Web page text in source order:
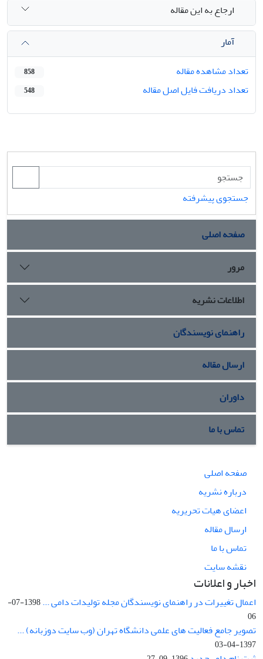
ارجاع به این مقاله
آمار
تعداد مشاهده مقاله
858
تعداد دریافت فایل اصل مقاله 548
جستجوی پیشرفته
صفحه اصلی
مرور
اطلاعات نشریه
راهنمای نویسندگان
ارسال مقاله
داوران
تماس با ما
صفحه اصلی
درباره نشریه
اعضای هیات تحریریه
ارسال مقاله
تماس با ما
نقشه سایت
اخبار و اعلانات
اعمال تغییرات در راهنمای نویسندگان مجله تولیدات دامی ...
1398-07-
06
تصویر جامع فعالیت های علمی دانشگاه تهران (وب سایت دوزبانه) ...
1397-04-03